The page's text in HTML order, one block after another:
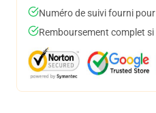
Numéro de suivi fourni
Remboursement complet